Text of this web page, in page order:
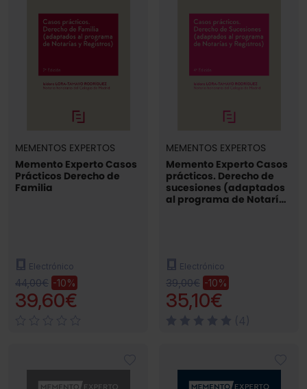
MEMENTOS EXPERTOS
Memento Experto Casos
Prácticos Derecho de
Familia
Electrónico
44,00€ -10%
39,60€
MEMENTOS EXPERTOS
Memento Experto Casos
prácticos. Derecho de
sucesiones (adaptados
al programa de Notarías
Electrónico
39,00€ -10%
35,10€